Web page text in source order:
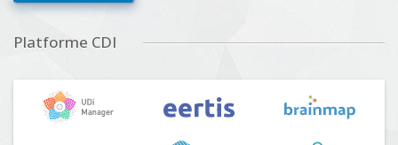
viitoare", Competiția 2026
n°5 (DUT-2026)
Lansare:01 Septembrie 2026
Platforme CDI